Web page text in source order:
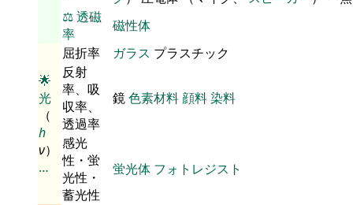
⚖️透磁
率
磁性体
🌟
光
（
h
ν）
…
屈折率 ガラス プラスチック
反射
率、吸
収率、
透過率
鏡色素材料顔料染料
感光
性・蛍
光性・
蓄光性
蛍光体 フォトレジスト